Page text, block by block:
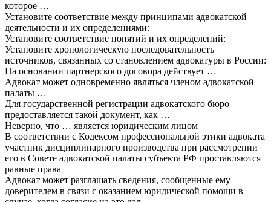
которое …
Установите соответствие между принципами адвокатской
деятельности и их определениями:
Установите соответствие понятий и их определений:
Установите хронологическую последовательность
источников, связанных со становлением адвокатуры в России:
На основании партнерского договора действует …
Адвокат может одновременно являться членом адвокатской
палаты …
Для государственной регистрации адвокатского бюро
предоставляется такой документ, как …
Неверно, что … является юридическим лицом
В соответствии с Кодексом профессиональной этики адвоката
участник дисциплинарного производства при рассмотрении
его в Совете адвокатской палаты субъекта РФ проставляются
равные права
Адвокат может разглашать сведения, сообщенные ему
доверителем в связи с оказанием юридической помощи в